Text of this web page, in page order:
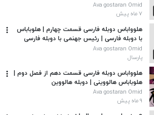
Ava gostaran Omid
۷ ماه پیش
هلوواباس دوبله فارسی قسمت چهارم | هلوباباس
با دوبله فارسی | رئیس جهنمی با دوبله فارسی
Ava gostaran Omid
پارسال
هلوواباس دوبله فارسی قسمت دهم از فصل دوم |
هلوباباس هالووینی | دوبله هالووین
Ava gostaran Omid
۹ ماه پیش